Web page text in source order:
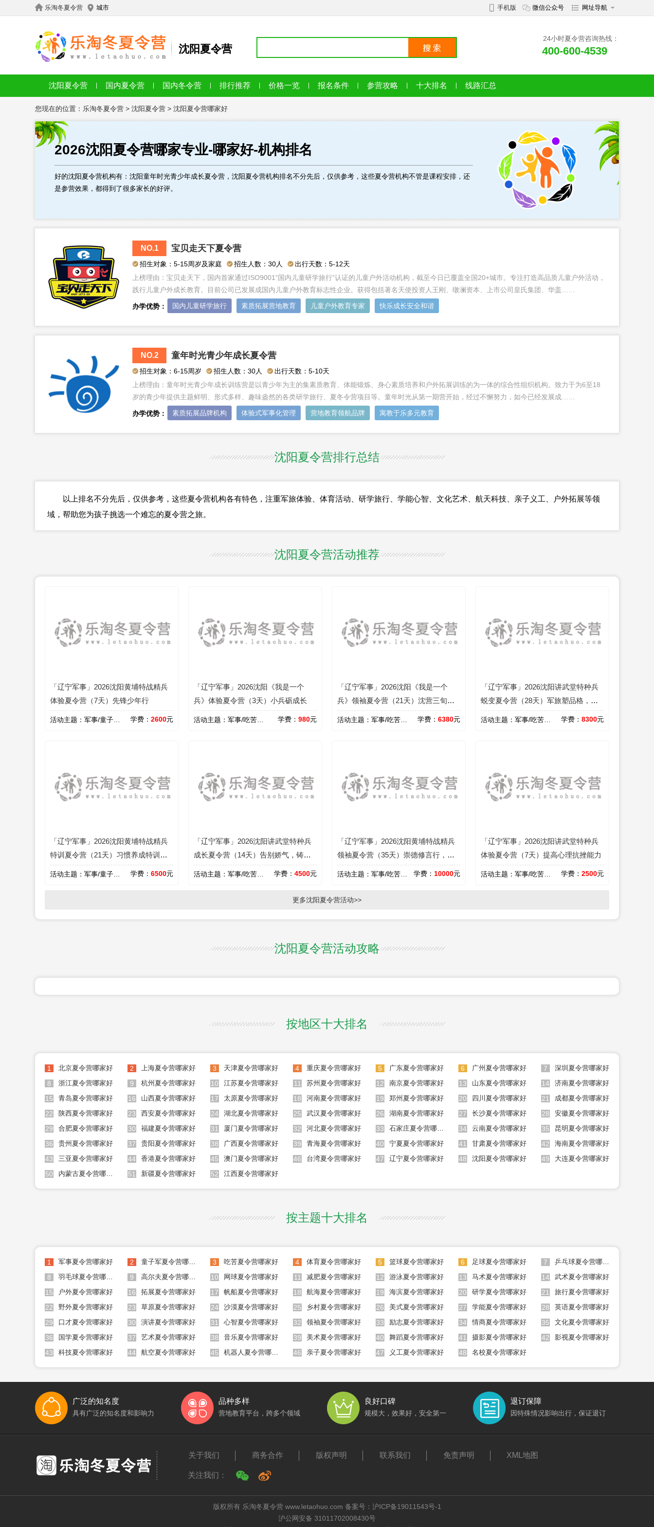
乐淘冬夏令营 城市 网址导航
微信公众号
手机版
沈阳夏令营
24小时夏令营咨询热线：
400-600-4539
沈阳夏令营 国内夏令营 国内冬令营 排行推荐 价格一览 报名条件 参营攻略 十大排名 线路汇总
您现在的位置： 乐淘冬夏令营 > 沈阳夏令营 > 沈阳夏令营哪家好
2026沈阳夏令营哪家专业-哪家好-机构排名
好的沈阳夏令营机构有：沈阳童年时光青少年成长夏令营，沈阳夏令营机构排名不分先后，仅供参考，这些夏令营机构不管是课程安排，还
是参营效果，都得到了很多家长的好评。
NO.1 宝贝走天下夏令营
招生对象：5-15周岁及家庭 招生人数：30人
出行天数：5-12天
上榜理由： 宝贝走天下，国内首家通过ISO9001“国内儿童研学旅行”认证的儿童户外活动机构，截至今日已覆盖全国20+城市。专注打造高品质儿童户外活动，
践行儿童户外成长教育。目前公司已发展成国内儿童户外教育标志性企业。获得包括著名天使投资人王刚、暾澜资本、上市公司皇氏集团、华盖……
办学优势： 国内儿童研学旅行 素质拓展营地教育 儿童户外教育专家 快乐成长安全和谐
NO.2 童年时光青少年成长夏令营
招生对象：6-15周岁 招生人数：30人
出行天数：5-10天
上榜理由： 童年时光青少年成长训练营是以青少年为主的集素质教育、体能锻炼、身心素质培养和户外拓展训练的为一体的综合性组织机构。致力于为6至18
岁的青少年提供主题鲜明、形式多样、趣味盎然的各类研学旅行、夏冬令营项目等。童年时光从第一期营开始，经过不懈努力，如今已经发展成……
办学优势： 素质拓展品牌机构 体验式军事化管理 营地教育领航品牌 寓教于乐多元教育
沈阳夏令营排行总结
以上排名不分先后，仅供参考，这些夏令营机构各有特色，注重军旅体验、体育活动、研学旅行、学能心智、文化艺术、航天科技、亲子义工、户外拓展等领
域，帮助您为孩子挑选一个难忘的夏令营之旅。
沈阳夏令营活动推荐
「辽宁军事」2026沈阳黄埔特战精兵
体验夏令营（7天）先锋少年行
学费： 2600元
活动主题： 军事/童子军/吃苦/心智
「辽宁军事」2026沈阳《我是一个
兵》体验夏令营（3天）小兵砺成长
学费： 980元
活动主题： 军事/吃苦/心智
「辽宁军事」2026沈阳《我是一个
兵》领袖夏令营（21天）沈营三旬砺
学费： 6380元
活动主题： 军事/吃苦/心智/励志
「辽宁军事」2026沈阳讲武堂特种兵
蜕变夏令营（28天）军旅塑品格，蜕
学费： 8300元
活动主题： 军事/吃苦/心智/领袖/励志
「辽宁军事」2026沈阳黄埔特战精兵
特训夏令营（21天）习惯养成特训计
学费： 6500元
活动主题： 军事/童子军/吃苦/心智/励志
「辽宁军事」2026沈阳讲武堂特种兵
成长夏令营（14天）告别娇气，铸就
学费： 4500元
活动主题： 军事/吃苦/心智/励志
「辽宁军事」2026沈阳黄埔特战精兵
领袖夏令营（35天）崇德修言行，追
学费： 10000元
活动主题： 军事/吃苦/心智/领袖/励志
「辽宁军事」2026沈阳讲武堂特种兵
体验夏令营（7天）提高心理抗挫能力
学费： 2500元
活动主题： 军事/吃苦/心智
更多沈阳夏令营活动>>
沈阳夏令营活动攻略
按地区十大排名
1 北京夏令营哪家好 2 上海夏令营哪家好 3 天津夏令营哪家好 4 重庆夏令营哪家好 5 广东夏令营哪家好 6 广州夏令营哪家好 7
深圳夏令营哪家好
8
浙江夏令营哪家好 9 杭州夏令营哪家好 10 江苏夏令营哪家好 11 苏州夏令营哪家好 12 南京夏令营哪家好 13 山东夏令营哪家好 14
济南夏令营哪家好
15
青岛夏令营哪家好 16 山西夏令营哪家好 17 太原夏令营哪家好 18 河南夏令营哪家好 19 郑州夏令营哪家好 20 四川夏令营哪家好 21
成都夏令营哪家好
22
陕西夏令营哪家好 23 西安夏令营哪家好 24 湖北夏令营哪家好 25 武汉夏令营哪家好 26 湖南夏令营哪家好 27 长沙夏令营哪家好 28
安徽夏令营哪家好
29
合肥夏令营哪家好 30 福建夏令营哪家好 31 厦门夏令营哪家好 32 河北夏令营哪家好 33 34 云南夏令营哪家好 35
昆明夏令营哪家好
36
贵州夏令营哪家好 37 贵阳夏令营哪家好 38 广西夏令营哪家好 39 青海夏令营哪家好 40 宁夏夏令营哪家好 41 甘肃夏令营哪家好 42
海南夏令营哪家好
43
三亚夏令营哪家好 44 香港夏令营哪家好 45 澳门夏令营哪家好 46 台湾夏令营哪家好 47 辽宁夏令营哪家好 48 沈阳夏令营哪家好 49
大连夏令营哪家好
50
51 新疆夏令营哪家好 52 江西夏令营哪家好
按主题十大排名
1 军事夏令营哪家好 2 3 吃苦夏令营哪家好 4 体育夏令营哪家好 5 篮球夏令营哪家好 6 足球夏令营哪家好 7
8
9 10 网球夏令营哪家好 11 减肥夏令营哪家好 12 游泳夏令营哪家好 13 马术夏令营哪家好 14
武术夏令营哪家好
15
户外夏令营哪家好 16 拓展夏令营哪家好 17 帆船夏令营哪家好 18 航海夏令营哪家好 19 海滨夏令营哪家好 20 研学夏令营哪家好 21
旅行夏令营哪家好
22
野外夏令营哪家好 23 草原夏令营哪家好 24 沙漠夏令营哪家好 25 乡村夏令营哪家好 26 美式夏令营哪家好 27 学能夏令营哪家好 28
英语夏令营哪家好
29
口才夏令营哪家好 30 演讲夏令营哪家好 31 心智夏令营哪家好 32 领袖夏令营哪家好 33 励志夏令营哪家好 34 情商夏令营哪家好 35
文化夏令营哪家好
36
国学夏令营哪家好 37 艺术夏令营哪家好 38 音乐夏令营哪家好 39 美术夏令营哪家好 40 舞蹈夏令营哪家好 41 摄影夏令营哪家好 42
影视夏令营哪家好
43
科技夏令营哪家好 44 航空夏令营哪家好 45 46 亲子夏令营哪家好 47 义工夏令营哪家好 48 名校夏令营哪家好
广泛的知名度
具有广泛的知名度和影响力
品种多样
营地教育平台，跨多个领域
良好口碑
规模大，效果好，安全第一
退订保障
因特殊情况影响出行，保证退订
关于我们 商务合作 版权声明 联系我们 免责声明 XML地图
关注我们：
版权所有 乐淘冬夏令营 www.letaohuo.com 备案号： 沪ICP备19011543号-1
沪公网安备 31011702008430号